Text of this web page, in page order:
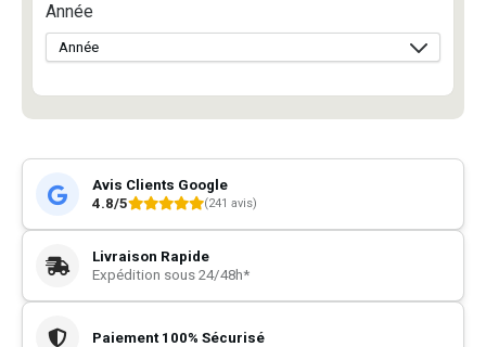
Année
Avis Clients Google
4.8/5
(241 avis)
Livraison Rapide
Expédition sous 24/48h*
Paiement 100% Sécurisé